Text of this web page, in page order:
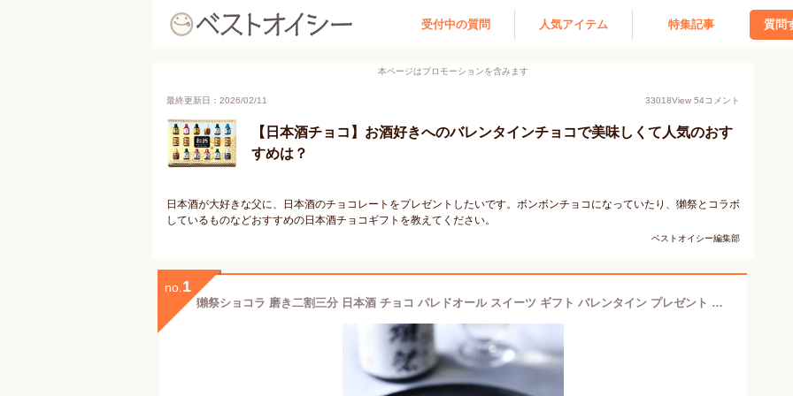
受付中の質問 人気アイテム 特集記事 質問
本ページはプロモーションを含みます
最終更新日：2026/02/11 33018View 54コメント
【日本酒チョコ】お酒好きへのバレンタインチョコで美味しくて人気のおす
すめは？
日本酒が大好きな父に、日本酒のチョコレートをプレゼントしたいです。ボンボンチョコになっていたり、獺祭とコラボ
しているものなどおすすめの日本酒チョコギフトを教えてください。
ベストオイシー編集部
no. 1
獺祭ショコラ 磨き二割三分 日本酒 チョコ パレドオール スイーツ ギフト バレンタイン プレゼント お返し 本命 自分用 友チョコ 2024冬ギフト 御歳暮ギフト